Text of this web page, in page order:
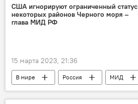
Геноцид армян памятник
США игнорируют ограниченный статус
некоторых районов Черного моря –
глава МИД РФ
15 марта 2023, 21:36
В мире Россия МИД
США
Черное море статус